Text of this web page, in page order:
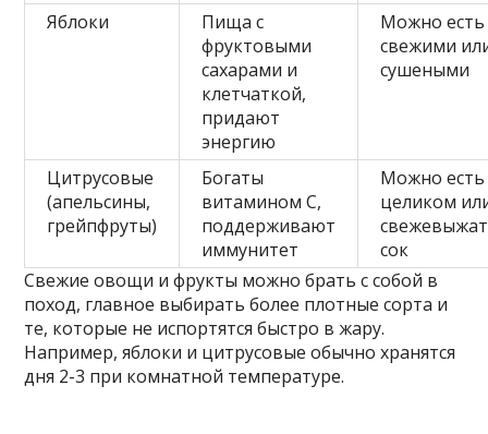
Яблоки
Пища с
фруктовыми
сахарами и
клетчаткой,
придают
энергию
Можно есть
свежими
сушеными
Цитрусовые
(апельсины,
грейпфруты)
Богаты
витамином C,
поддерживают
иммунитет
Можно есть
целиком
сок
Свежие овощи и фрукты можно брать с собой в
поход, главное выбирать более плотные сорта и
те, которые не испортятся быстро в жару.
Например, яблоки и цитрусовые обычно хранятся
дня 2-3 при комнатной температуре.